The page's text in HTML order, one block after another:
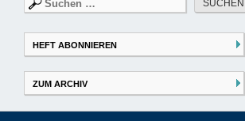
nach:
HEFT ABONNIEREN
ZUM ARCHIV